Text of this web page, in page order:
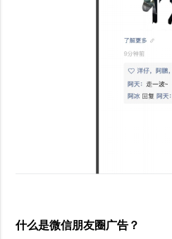
什么是微信朋友圈广告？